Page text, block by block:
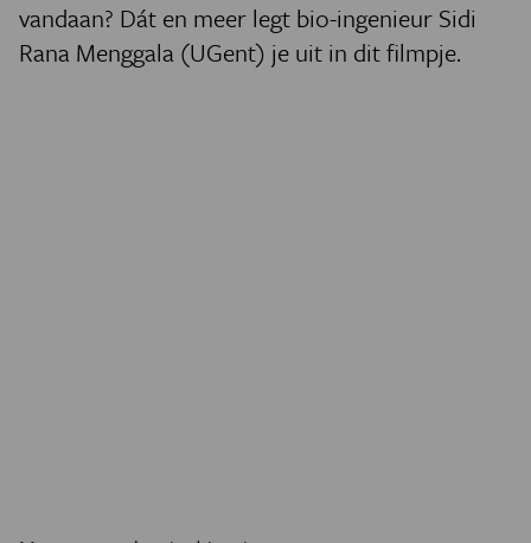
JONGE UITDAGERS
vandaan? Dát en meer legt bio-ingenieur Sidi
Rana Menggala (UGent) je uit in dit filmpje.